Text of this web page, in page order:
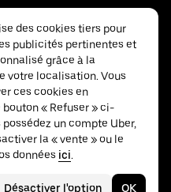
des cookies tiers pour
publicités pertinentes et
grâce à la
votre localisation. Vous
ces cookies en
« Refuser » ci-
possédez un compte Uber,
la « vente » ou le
données ici.
Désactiver l'option OK